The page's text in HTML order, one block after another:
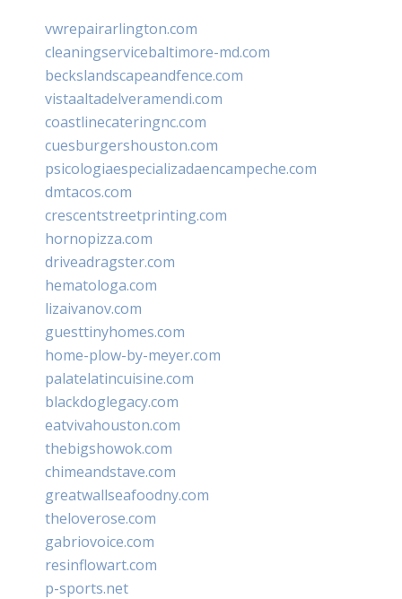
vwrepairarlington.com
cleaningservicebaltimore-md.com
beckslandscapeandfence.com
vistaaltadelveramendi.com
coastlinecateringnc.com
cuesburgershouston.com
psicologiaespecializadaencampeche.com
dmtacos.com
crescentstreetprinting.com
hornopizza.com
driveadragster.com
hematologa.com
lizaivanov.com
guesttinyhomes.com
home-plow-by-meyer.com
palatelatincuisine.com
blackdoglegacy.com
eatvivahouston.com
thebigshowok.com
chimeandstave.com
greatwallseafoodny.com
theloverose.com
gabriovoice.com
resinflowart.com
p-sports.net